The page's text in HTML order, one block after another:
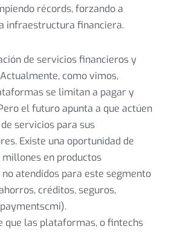
récords, forzando a
infraestructura financiera.
de servicios financieros y
como vimos,
se limitan a pagar y
el futuro apunta a que actúen
servicios para sus
Existe una oportunidad de
millones en productos
atendidos para este segmento
créditos, seguros,
que las plataformas, o fintechs